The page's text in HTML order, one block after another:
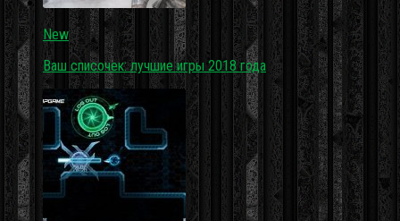
New
Ваш списочек: лучшие игры 2018 года